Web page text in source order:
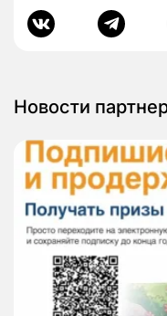
Новости